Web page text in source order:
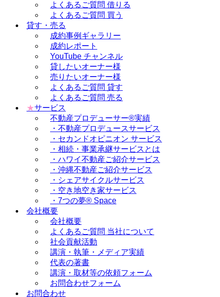
よくあるご質問 借りる
よくあるご質問 買う
貸す・売る
成約事例ギャラリー
成約レポート
YouTube チャンネル
貸したいオーナー様
売りたいオーナー様
よくあるご質問 貸す
よくあるご質問 売る
★サービス
不動産プロデューサー®実績
・不動産プロデュースサービス
・セカンドオピニオン サービス
・相続・事業承継サービスとは
・ハワイ不動産ご紹介サービス
・沖縄不動産ご紹介サービス
・シェアサイクルサービス
・空き地空き家サービス
・7つの夢® Space
会社概要
会社概要
よくあるご質問 当社について
社会貢献活動
講演・執筆・メディア実績
代表の著書
講演・取材等の依頼フォーム
お問合わせフォーム
お問合わせ